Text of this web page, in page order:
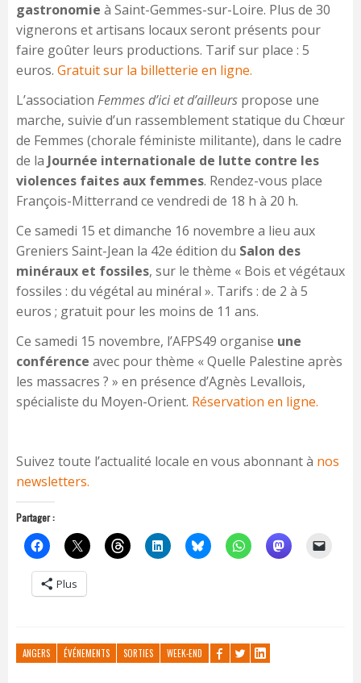
gastronomie à Saint-Gemmes-sur-Loire. Plus de 30
vignerons et artisans locaux seront présents pour
faire goûter leurs productions. Tarif sur place : 5
euros. Gratuit sur la billetterie en ligne.
L’association Femmes d’ici et d’ailleurs propose une
marche, suivie d’un rassemblement statique du Chœur
de Femmes (chorale féministe militante), dans le cadre
de la Journée internationale de lutte contre les
violences faites aux femmes. Rendez-vous place
François-Mitterrand ce vendredi de 18 h à 20 h.
Ce samedi 15 et dimanche 16 novembre a lieu aux
Greniers Saint-Jean la 42e édition du Salon des
minéraux et fossiles, sur le thème « Bois et végétaux
fossiles : du végétal au minéral ». Tarifs : de 2 à 5
euros ; gratuit pour les moins de 11 ans.
Ce samedi 15 novembre, l’AFPS49 organise une
conférence avec pour thème « Quelle Palestine après
les massacres ? » en présence d’Agnès Levallois,
spécialiste du Moyen-Orient. Réservation en ligne.
Suivez toute l’actualité locale en vous abonnant à nos
newsletters.
Partager :
Plus
ANGERS ÉVÉNEMENTS SORTIES WEEK-END